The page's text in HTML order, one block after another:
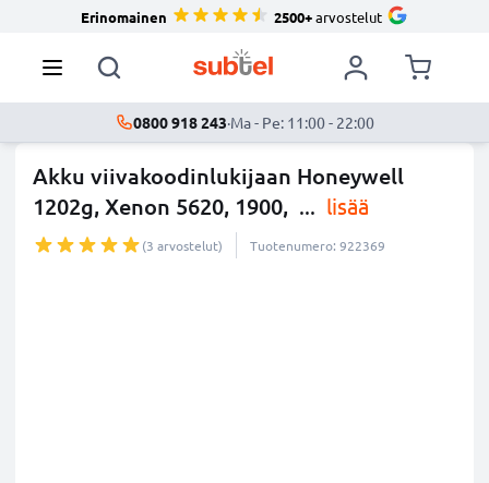
Erinomainen 2500+arvostelut
0800 918 243·Ma - Pe: 11:00 - 22:00
Akku viivakoodinlukijaan Honeywell
1202g, Xenon 5620, 1900, ... lisää
(3 arvostelut) Tuotenumero: 922369